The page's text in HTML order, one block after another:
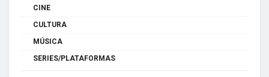
CINE
CULTURA
MÚSICA
SERIES/PLATAFORMAS